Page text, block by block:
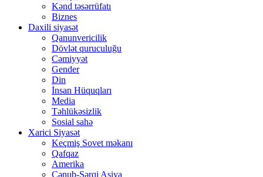
Kənd təsərrüfatı
Biznes
Daxili siyasət
Qanunvericilik
Dövlət quruculuğu
Cəmiyyət
Gender
Din
İnsan Hüquqları
Media
Təhlükəsizlik
Sosial sahə
Xarici Siyasət
Keçmiş Sovet məkanı
Qafqaz
Amerika
Cənub-Şərqi Asiya